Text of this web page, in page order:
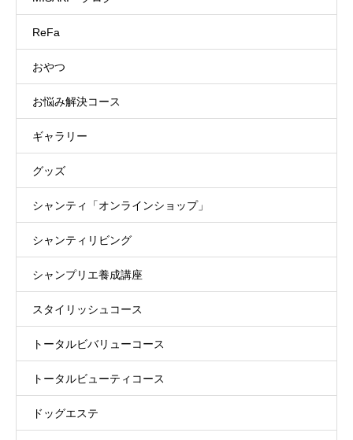
ReFa
おやつ
お悩み解決コース
ギャラリー
グッズ
シャンティ「オンラインショップ」
シャンティリビング
シャンプリエ養成講座
スタイリッシュコース
トータルビバリューコース
トータルビューティコース
ドッグエステ